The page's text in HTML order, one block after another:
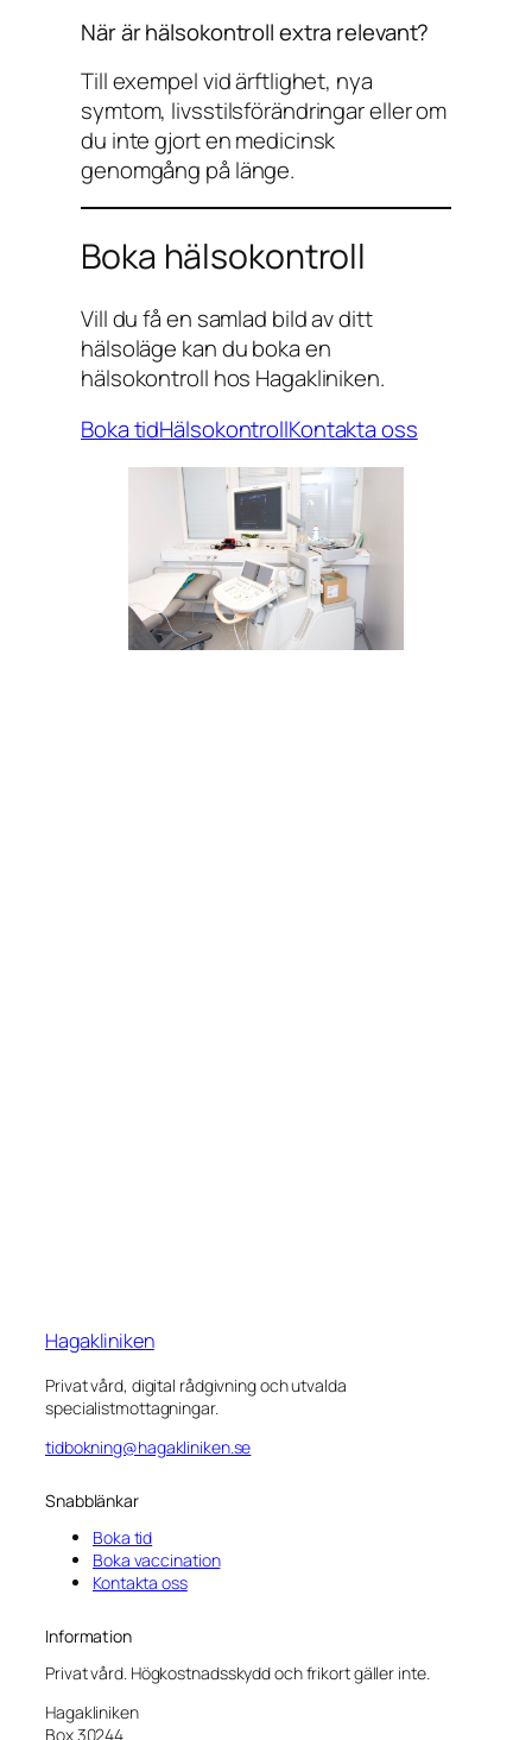
När är hälsokontroll extra relevant?
Till exempel vid ärftlighet, nya
symtom, livsstilsförändringar eller om
du inte gjort en medicinsk
genomgång på länge.
Boka hälsokontroll
Vill du få en samlad bild av ditt
hälsoläge kan du boka en
hälsokontroll hos Hagakliniken.
Boka tidHälsokontrollKontakta oss
Hagakliniken
Privat vård, digital rådgivning och utvalda
specialistmottagningar.
tidbokning@hagakliniken.se
Snabblänkar
Boka tid
Boka vaccination
Kontakta oss
Information
Privat vård. Högkostnadsskydd och frikort gäller inte.
Hagakliniken
Box 30244